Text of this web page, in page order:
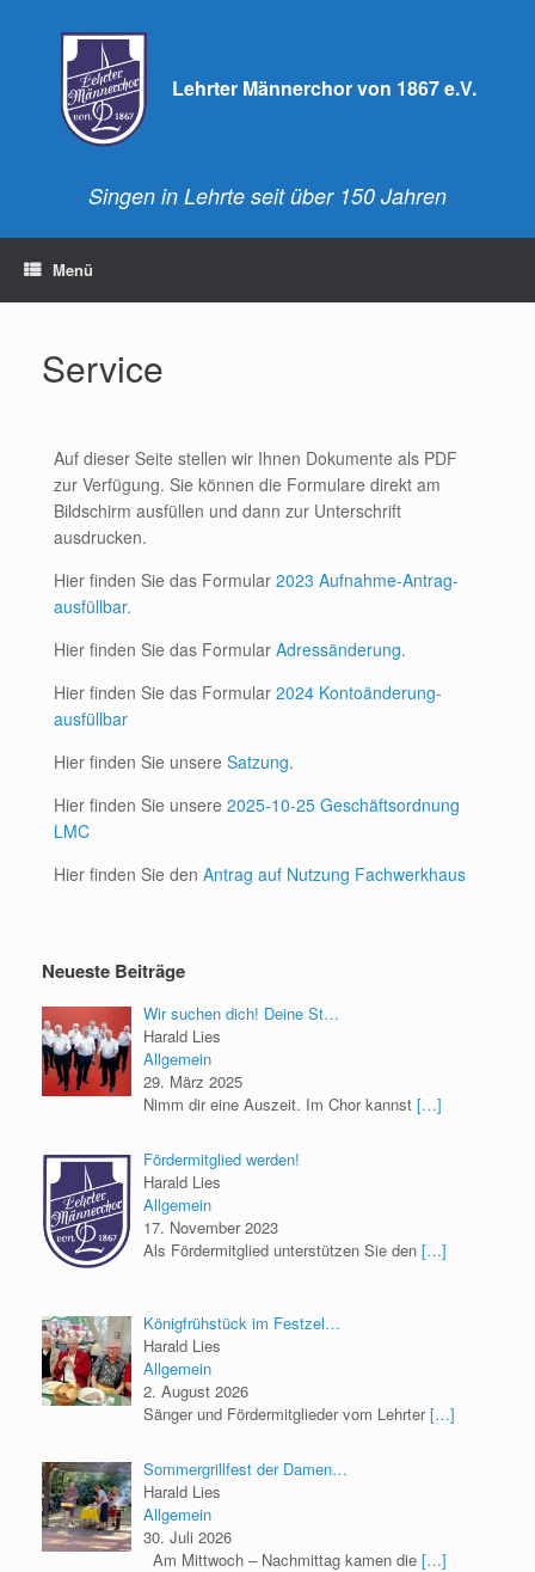
Lehrter Männerchor von 1867 e.V.
Singen in Lehrte seit über 150 Jahren
Menü
Service
Auf dieser Seite stellen wir Ihnen Dokumente als PDF
zur Verfügung. Sie können die Formulare direkt am
Bildschirm ausfüllen und dann zur Unterschrift
ausdrucken.
Hier finden Sie das Formular 2023 Aufnahme-Antrag-
ausfüllbar.
Hier finden Sie das Formular Adressänderung.
Hier finden Sie das Formular 2024 Kontoänderung-
ausfüllbar
Hier finden Sie unsere Satzung.
Hier finden Sie unsere 2025-10-25 Geschäftsordnung
LMC
Hier finden Sie den Antrag auf Nutzung Fachwerkhaus
Neueste Beiträge
Wir suchen dich! Deine St…
Harald Lies
Allgemein
29. März 2025
Nimm dir eine Auszeit. Im Chor kannst […]
Fördermitglied werden!
Harald Lies
Allgemein
17. November 2023
Als Fördermitglied unterstützen Sie den […]
Königfrühstück im Festzel…
Harald Lies
Allgemein
2. August 2026
Sänger und Fördermitglieder vom Lehrter[…]
Sommergrillfest der Damen…
Harald Lies
Allgemein
30. Juli 2026
Am Mittwoch – Nachmittag kamen die […]